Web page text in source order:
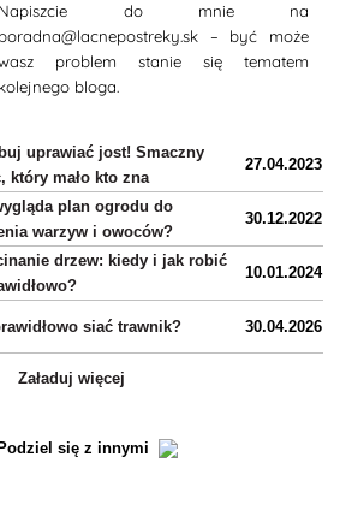
Napiszcie do mnie na
poradna@lacnepostreky.sk – być może
problem stanie się tematem
kolejnego bloga.
uprawiać jost! Smaczny
który mało kto zna
27.04.2023
plan ogrodu do
warzyw i owoców?
30.12.2022
drzew: kiedy i jak robić
10.01.2024
siać trawnik? 30.04.2026
Załaduj więcej
się z innymi